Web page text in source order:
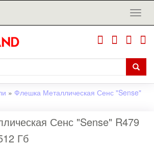
» Флешка Металлическая Сенс "Sense"
Сенс "Sense" R479
Гб